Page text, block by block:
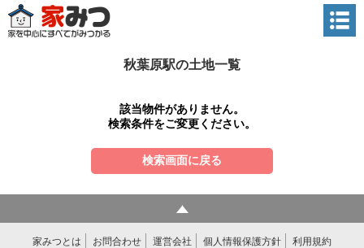
秋葉原駅の土地一覧
該当物件がありません。
検索条件をご変更ください。
検索画面に戻る
家みつとは お問合わせ 運営会社 個人情報保護方針 利用規約